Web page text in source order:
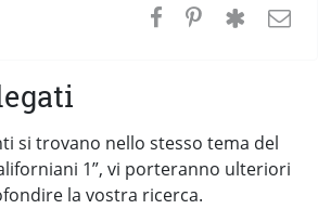
si trovano nello stesso tema del
1”, vi porteranno ulteriori
la vostra ricerca.